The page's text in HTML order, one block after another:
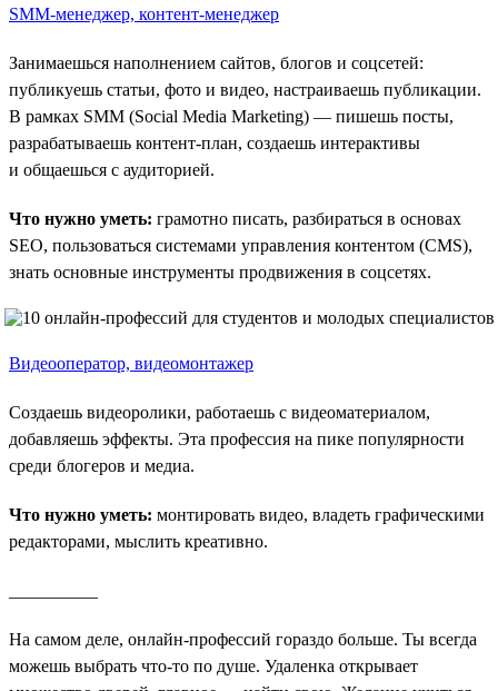
SMM-менеджер, контент-менеджер
Занимаешься наполнением сайтов, блогов и соцсетей:
публикуешь статьи, фото и видео, настраиваешь публикации.
В рамках SMM (Social Media Marketing) — пишешь посты,
разрабатываешь контент-план, создаешь интерактивы
и общаешься с аудиторией.
Что нужно уметь: грамотно писать, разбираться в основах
SEO, пользоваться системами управления контентом (CMS),
знать основные инструменты продвижения в соцсетях.
Видеооператор, видеомонтажер
Создаешь видеоролики, работаешь с видеоматериалом,
добавляешь эффекты. Эта профессия на пике популярности
среди блогеров и медиа.
Что нужно уметь: монтировать видео, владеть графическими
редакторами, мыслить креативно.
На самом деле, онлайн-профессий гораздо больше. Ты всегда
можешь выбрать что-то по душе. Удаленка открывает